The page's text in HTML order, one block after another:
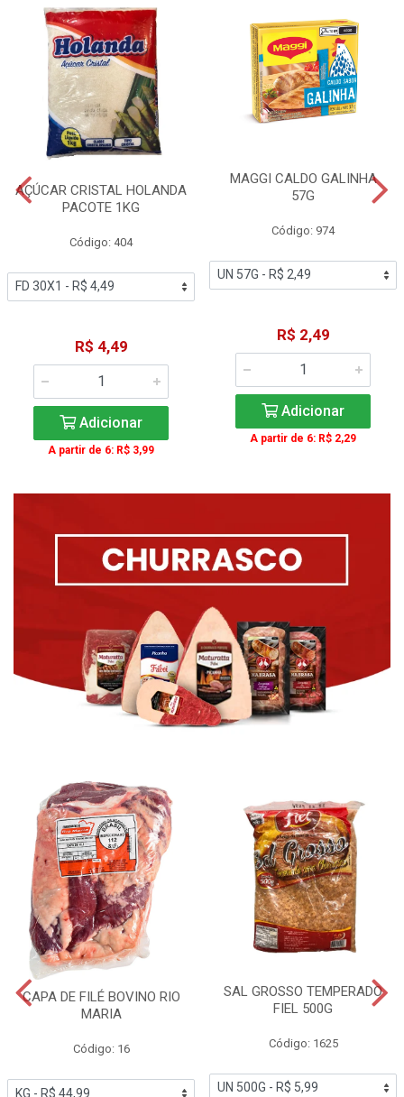
AÇÚCAR CRISTAL HOLANDA
PACOTE 1KG
Código: 404
R$ 4,49
Adicionar
A partir de 6: R$ 3,99
MAGGI CALDO GALINHA
57G
Código: 974
R$ 2,49
Adicionar
A partir de 6: R$ 2,29
CAPA DE FILÉ BOVINO RIO
MARIA
Código: 16
SAL GROSSO TEMPERADO
FIEL 500G
Código: 1625